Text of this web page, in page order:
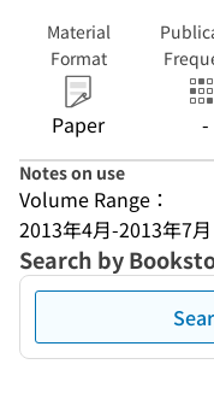
Material
Format
Paper -
Notes on use
Volume Range：
2013年4月-2013年7
Search by